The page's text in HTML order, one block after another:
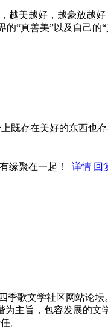
越好，越豪放越好
“真善美”以及自己
存在美好的东西也
缘聚在一起！ 详情 回
歌文学社区网站论坛
主旨，包容发展的文
。